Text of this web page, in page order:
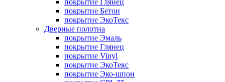
покрытие Глянец
покрытие Бетон
покрытие ЭкоТекс
Дверные полотна
покрытие Эмаль
покрытие Глянец
покрытие Vinyl
покрытие ЭкоТекс
покрытие Эко-шпон